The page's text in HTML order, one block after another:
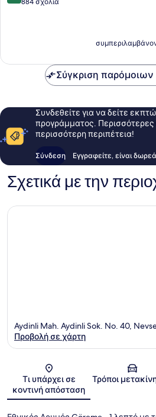
Σύγκριση
Συνδεθείτε για να δείτε
προγράμματος. Περισσότερες
περισσότερη περιπέτεια!
Σύνδεση Εγγραφείτε, είναι
Σχετικά με την
Χάρτης
Aydinli Mah. Aydinli Sok. No. 40,
Προβολή σε χάρτη
Τι υπάρχει σε
κοντινή απόσταση
Τρόποι